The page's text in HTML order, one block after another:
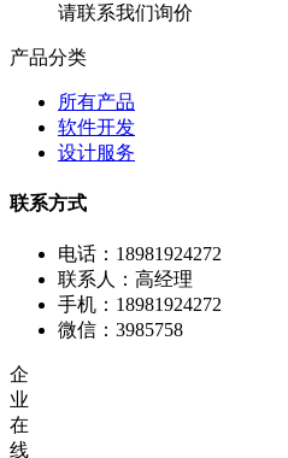
请联系我们询价
产品分类
所有产品
软件开发
设计服务
联系方式
电话：18981924272
联系人：高经理
手机：18981924272
微信：3985758
企
业
在
线